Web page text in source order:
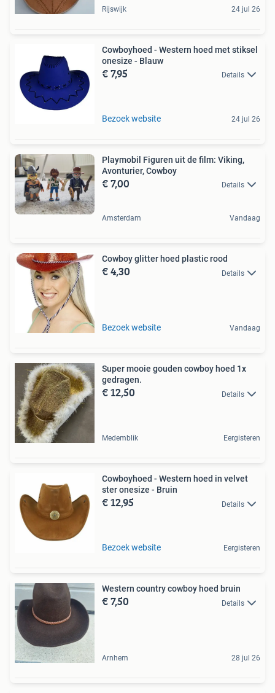
Rijswijk 24 jul 26
Cowboyhoed - Western hoed met stiksel
onesize - Blauw
€ 7,95 Details
Bezoek website 24 jul 26
Playmobil Figuren uit de film: Viking,
Avonturier, Cowboy
€ 7,00 Details
Amsterdam Vandaag
Cowboy glitter hoed plastic rood
€ 4,30 Details
Bezoek website Vandaag
Super mooie gouden cowboy hoed 1x
gedragen.
€ 12,50 Details
Medemblik Eergisteren
Cowboyhoed - Western hoed in velvet
ster onesize - Bruin
€ 12,95 Details
Bezoek website Eergisteren
Western country cowboy hoed bruin
€ 7,50 Details
Arnhem 28 jul 26